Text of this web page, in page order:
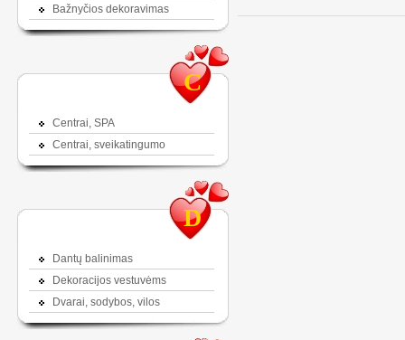
Bažnyčios dekoravimas
C
Centrai, SPA
Centrai, sveikatingumo
D
Dantų balinimas
Dekoracijos vestuvėms
Dvarai, sodybos, vilos